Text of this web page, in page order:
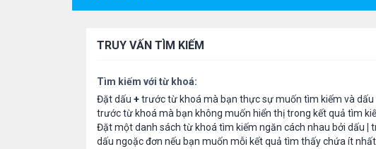
TRUY VẤN TÌM KIẾM
Tìm kiếm với từ khoá:
Đặt dấu +trước từ khoá mà bạn thực sự muốn tìm kiếm và dấu
trước từ khoá mà bạn không muốn hiển thị trong kết quả tìm
Đặt một danh sách từ khoá tìm kiếm ngăn cách nhau bởi dấu
dấu ngoặc đơn nếu bạn muốn mỗi kết quả tìm thấy chứa ít